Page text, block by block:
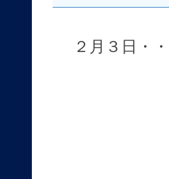
２月３日・